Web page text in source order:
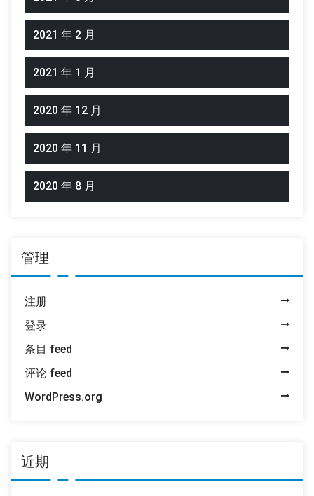
2021 年 2 月
2021 年 1 月
2020 年 12 月
2020 年 11 月
2020 年 8 月
管理
注册
登录
条目 feed
评论 feed
WordPress.org
近期